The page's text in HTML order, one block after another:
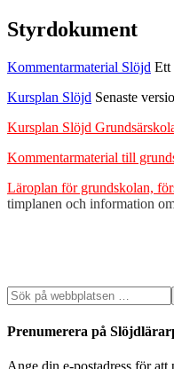
Styrdokument
Kommentarmaterial Slöjd Ett
Kursplan Slöjd Senaste
Kursplan Slöjd
Kommentarmaterial till
Läroplan för grundskolan,
timplanen och information
Prenumerera på